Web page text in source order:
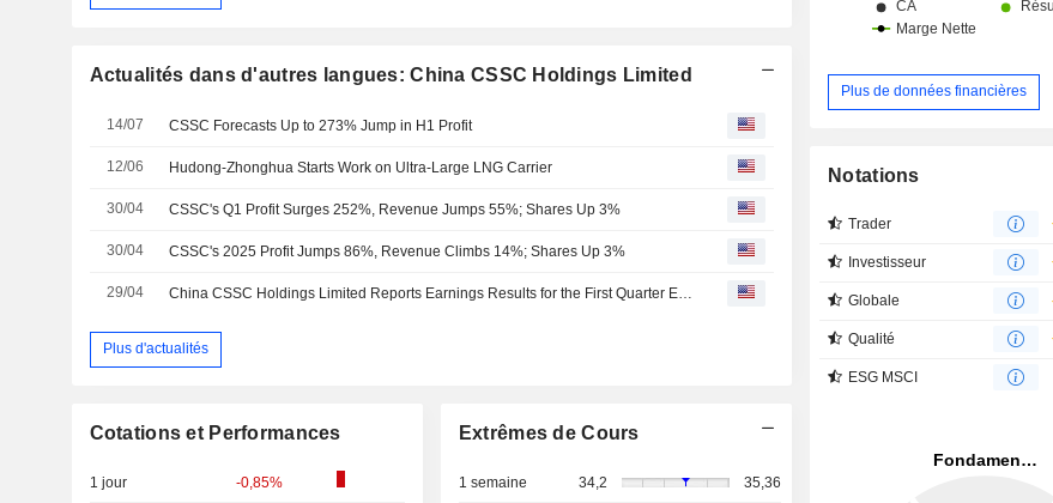
Actualités dans d'autres langues: China CSSC Holdings Limited
14/07 CSSC Forecasts Up to 273% Jump in H1 Profit
12/06 Hudong-Zhonghua Starts Work on Ultra-Large LNG Carrier
30/04 CSSC's Q1 Profit Surges 252%, Revenue Jumps 55%; Shares Up 3%
30/04 CSSC's 2025 Profit Jumps 86%, Revenue Climbs 14%; Shares Up 3%
29/04
Plus d'actualités
Cotations et Performances
1 jour -0,85%
Extrêmes de Cours
1 semaine 34,2 35,36
Plus de données financières
Notations
Trader
Investisseur
Globale
Qualité
ESG MSCI